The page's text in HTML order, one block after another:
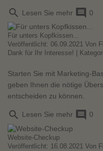
search Lesen Sie mehr comment 0
Für unters Kopfkissen...
Veröffentlicht: 06.09.2021 Von
Dank für Ihr Interesse!
|
Starten Sie mit Marketing-
geben Ihnen die nötige
entscheiden zu können.
search Lesen Sie mehr comment 0
Website-Checkup
Veröffentlicht: 16.08.2021 Von